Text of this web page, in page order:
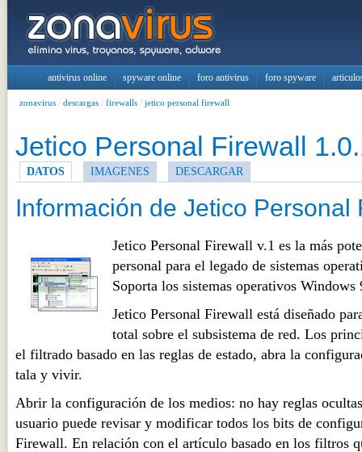
antivirus online spyware online foro antivirus foro spyware
zonavirus / descargas / firewalls / jetico personal firewall
Jetico Personal Firewall
DATOS IMAGENES DESCARGAR
Información de Jetico Personal
Jetico Personal Firewall v.1 es la más
personal para el legado de sistemas
Soporta los sistemas operativos
Jetico Personal Firewall está diseñado
total sobre el subsistema de red. Los
el filtrado basado en las reglas de estado, abra la
tala y vivir.
Abrir la configuración de los medios: no hay reglas
usuario puede revisar y modificar todos los bits de
Firewall. En relación con el artículo basado en los filtros